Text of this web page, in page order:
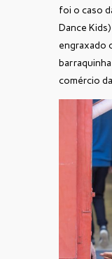
foi o caso
Dance
engraxado
comércio